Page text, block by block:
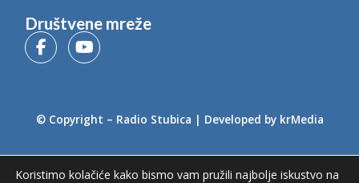
Društvene mreže
© Copyright – Radio Stubica | Developed by krMedia
Koristimo kolačiće kako bismo vam pružili najbolje iskustvo na